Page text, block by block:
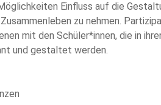
Einfluss auf die
zu nehmen.
mit den Schüler*innen, die in
und gestaltet werden.